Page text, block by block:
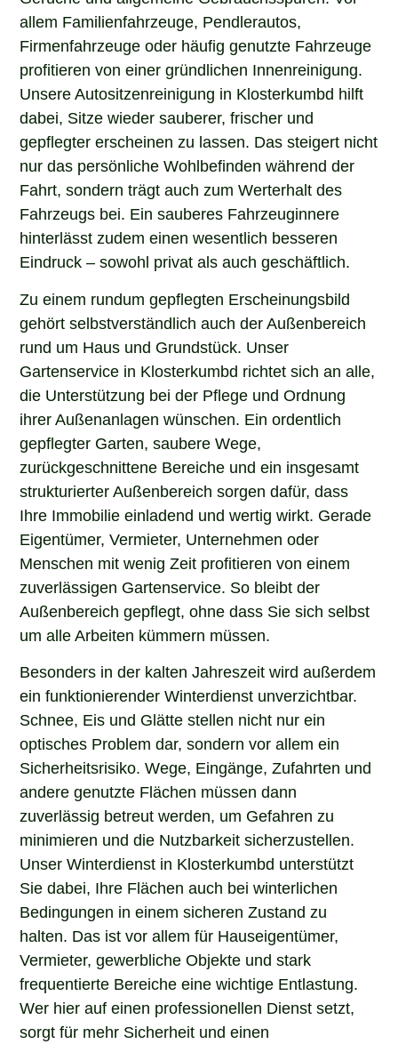
allem Familienfahrzeuge, Pendlerautos,
Firmenfahrzeuge oder häufig genutzte Fahrzeuge
profitieren von einer gründlichen Innenreinigung.
Unsere Autositzenreinigung in Klosterkumbd hilft
dabei, Sitze wieder sauberer, frischer und
gepflegter erscheinen zu lassen. Das steigert nicht
nur das persönliche Wohlbefinden während der
Fahrt, sondern trägt auch zum Werterhalt des
Fahrzeugs bei. Ein sauberes Fahrzeuginnere
hinterlässt zudem einen wesentlich besseren
Eindruck – sowohl privat als auch geschäftlich.
Zu einem rundum gepflegten Erscheinungsbild
gehört selbstverständlich auch der Außenbereich
rund um Haus und Grundstück. Unser
Gartenservice in Klosterkumbd richtet sich an alle,
die Unterstützung bei der Pflege und Ordnung
ihrer Außenanlagen wünschen. Ein ordentlich
gepflegter Garten, saubere Wege,
zurückgeschnittene Bereiche und ein insgesamt
strukturierter Außenbereich sorgen dafür, dass
Ihre Immobilie einladend und wertig wirkt. Gerade
Eigentümer, Vermieter, Unternehmen oder
Menschen mit wenig Zeit profitieren von einem
zuverlässigen Gartenservice. So bleibt der
Außenbereich gepflegt, ohne dass Sie sich selbst
um alle Arbeiten kümmern müssen.
Besonders in der kalten Jahreszeit wird außerdem
ein funktionierender Winterdienst unverzichtbar.
Schnee, Eis und Glätte stellen nicht nur ein
optisches Problem dar, sondern vor allem ein
Sicherheitsrisiko. Wege, Eingänge, Zufahrten und
andere genutzte Flächen müssen dann
zuverlässig betreut werden, um Gefahren zu
minimieren und die Nutzbarkeit sicherzustellen.
Unser Winterdienst in Klosterkumbd unterstützt
Sie dabei, Ihre Flächen auch bei winterlichen
Bedingungen in einem sicheren Zustand zu
halten. Das ist vor allem für Hauseigentümer,
Vermieter, gewerbliche Objekte und stark
frequentierte Bereiche eine wichtige Entlastung.
Wer hier auf einen professionellen Dienst setzt,
sorgt für mehr Sicherheit und einen